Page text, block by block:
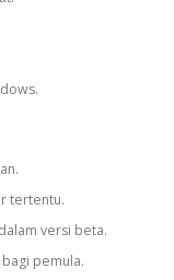
tertentu.
versi beta.
pemula.